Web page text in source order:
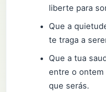
liberte para
Que a
te traga a
Que a tua
entre o ontem
que serás.